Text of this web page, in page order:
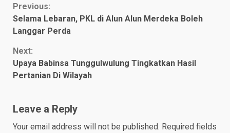
Continue
Reading
Previous:
Selama Lebaran, PKL di Alun Alun Merdeka Boleh
Langgar Perda
Next:
Upaya Babinsa Tunggulwulung Tingkatkan Hasil
Pertanian Di Wilayah
Leave a Reply
Your email address will not be published. Required fields